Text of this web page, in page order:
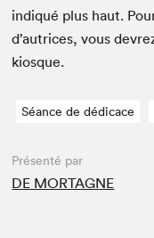
indiqué plus haut.
d’autrices, vous
kiosque.
Séance de dédicace
Présenté par
DE MORTAGNE